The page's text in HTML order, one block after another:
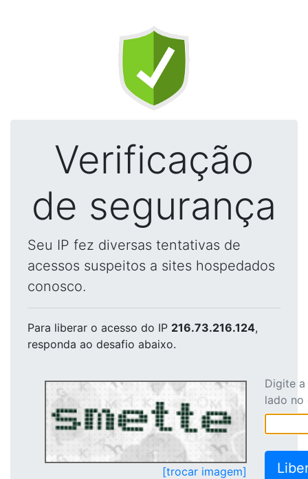
Verificação
de segurança
Seu IP fez diversas tentativas de
acessos suspeitos a sites hospedados
conosco.
Para liberar o acesso do IP 216.73.216.124,
responda ao desafio abaixo.
[trocar imagem]
Digite
lado no